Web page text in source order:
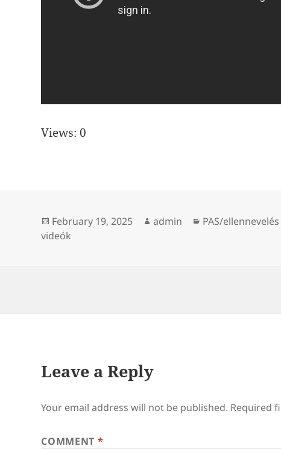
Views: 0
Posted
on
February 19, 2025 Author
admin Categories
PAS/
videók
Leave a Reply
Your email address will not be published. Required
COMMENT *